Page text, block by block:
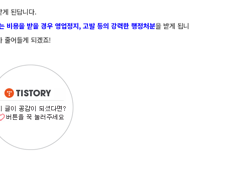
게 된답니다.
비용을 받을 경우 영업정지, 고발 등의 강력한 행정처분을 받게 됩니
줄어들게 되겠죠!